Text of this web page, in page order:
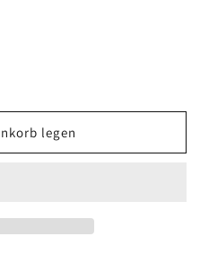
legen